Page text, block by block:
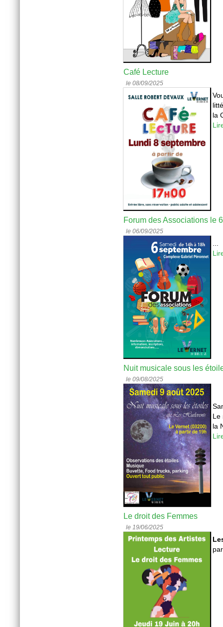
Café Lecture
le 08/09/2025
la
Forum des Associations le
le 06/09/2025
Nuit musicale sous les
le 09/08/2025
Le
la
Le droit des Femmes
le 19/06/2025